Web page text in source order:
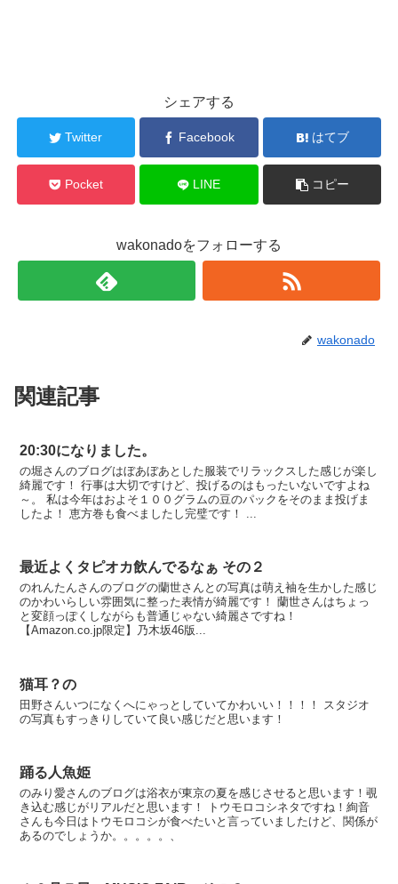
シェアする
Twitter Facebook はてブ
Pocket LINE コピー
wakonadoをフォローする
wakonado
関連記事
20:30になりました。
の堀さんのブログはぼあぼあとした服装でリラックスした感じが楽し
綺麗です！ 行事は大切ですけど、投げるのはもったいないですよね
～。 私は今年はおよそ１００グラムの豆のパックをそのまま投げま
したよ！ 恵方巻も食べましたし完璧です！ ...
最近よくタピオカ飲んでるなぁ その２
のれんたんさんのブログの蘭世さんとの写真は萌え袖を生かした感じ
のかわいらしい雰囲気に整った表情が綺麗です！ 蘭世さんはちょっ
と変顔っぽくしながらも普通じゃない綺麗さですね！
【Amazon.co.jp限定】乃木坂46版...
猫耳？の
田野さんいつになくへにゃっとしていてかわいい！！！！ スタジオ
の写真もすっきりしていて良い感じだと思います！
踊る人魚姫
のみり愛さんのブログは浴衣が東京の夏を感じさせると思います！覗
き込む感じがリアルだと思います！ トウモロコシネタですね！絢音
さんも今日はトウモロコシが食べたいと言っていましたけど、関係が
あるのでしょうか。。。。。、